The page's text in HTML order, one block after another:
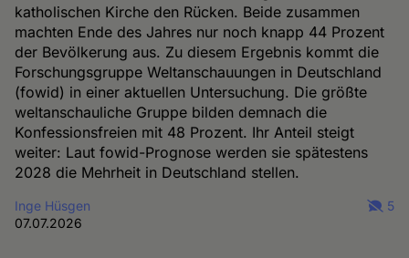
katholischen Kirche den Rücken. Beide zusammen
machten Ende des Jahres nur noch knapp 44 Prozent
der Bevölkerung aus. Zu diesem Ergebnis kommt die
Forschungsgruppe Weltanschauungen in Deutschland
(fowid) in einer aktuellen Untersuchung. Die größte
weltanschauliche Gruppe bilden demnach die
Konfessionsfreien mit 48 Prozent. Ihr Anteil steigt
weiter: Laut fowid-Prognose werden sie spätestens
2028 die Mehrheit in Deutschland stellen.
Inge Hüsgen
07.07.2026
5